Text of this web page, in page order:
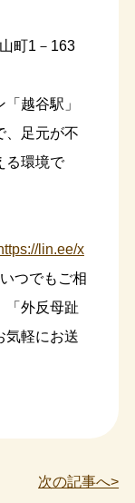
町1－163
越谷駅」
、足元が不
る環境で
lin.ee/x
つでもご相
「外反母趾
気軽にお送
次の記事へ>